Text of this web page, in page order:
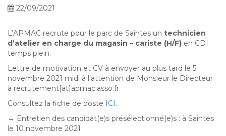
22/09/2021
L’APMAC recrute pour le parc de Saintes un technicien
d’atelier en charge du magasin – cariste (H/F) en CDI
temps plein.
Lettre de motivation et CV à envoyer au plus tard le 5
novembre 2021 midi à l’attention de Monsieur le Directeur
à recrutement[at]apmac.asso.fr
Consultez la fiche de poste ICI.
→ Entretien des candidat(e)s présélectionné(e)s : à Saintes
le 10 novembre 2021